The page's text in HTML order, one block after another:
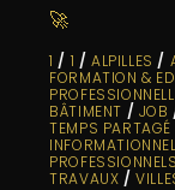
1 / 1 /ALPILLES /
FORMATION &
BÂTIMENT / JOB
TEMPS PARTAGÉ
PROFESSIONNELS
TRAVAUX /